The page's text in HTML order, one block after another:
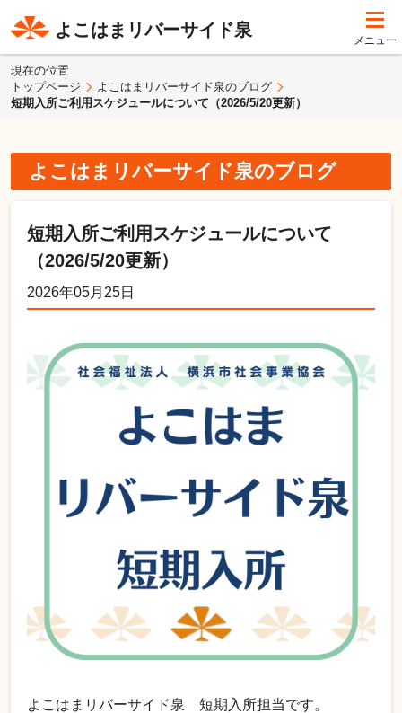
よこはまリバーサイド泉
現在の位置
トップページ
よこはまリバーサイド泉のブログ
短期入所ご利用スケジュールについて（2026/5/20更新）
よこはまリバーサイド泉のブログ
短期入所ご利用スケジュールについて
（2026/5/20更新）
2026年05月25日
よこはまリバーサイド泉 短期入所担当です。